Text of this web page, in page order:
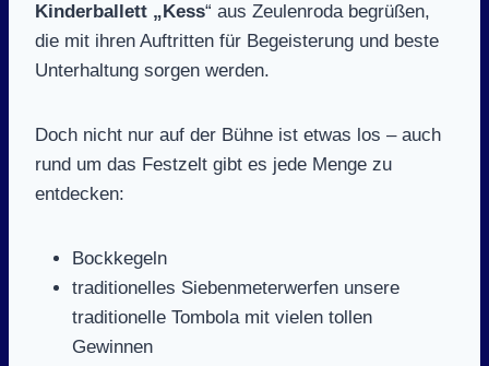
Kinderballett „Kess“ aus Zeulenroda begrüßen,
die mit ihren Auftritten für Begeisterung und beste
Unterhaltung sorgen werden.
Doch nicht nur auf der Bühne ist etwas los – auch
rund um das Festzelt gibt es jede Menge zu
entdecken:
Bockkegeln
traditionelles Siebenmeterwerfen unsere
traditionelle Tombola mit vielen tollen
Gewinnen